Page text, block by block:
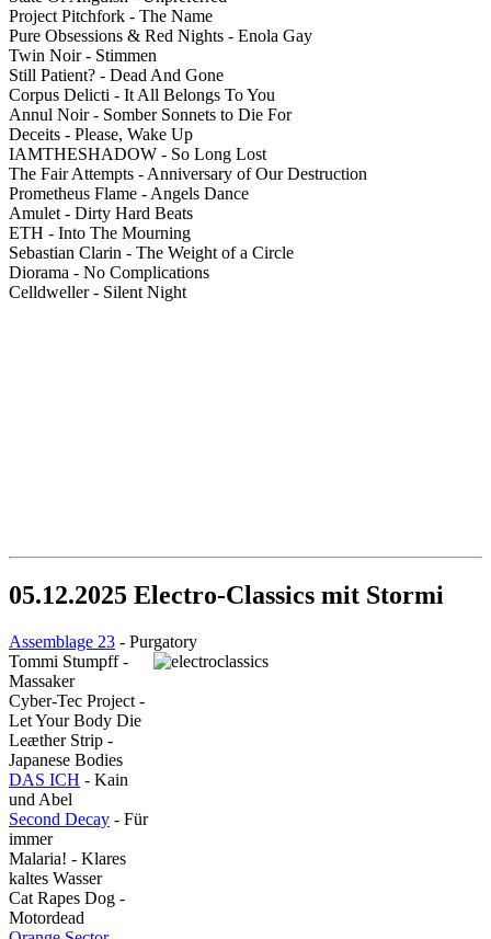
Project Pitchfork - The Name
Pure Obsessions & Red Nights - Enola Gay
Twin Noir - Stimmen
Still Patient? - Dead And Gone
Corpus Delicti - It All Belongs To You
Annul Noir - Somber Sonnets to Die For
Deceits - Please, Wake Up
IAMTHESHADOW - So Long Lost
The Fair Attempts - Anniversary of Our Destruction
Prometheus Flame - Angels Dance
Amulet - Dirty Hard Beats
ETH - Into The Mourning
Sebastian Clarin - The Weight of a Circle
Diorama - No Complications
Celldweller - Silent Night
05.12.2025 Electro-Classics mit Stormi
Assemblage 23 - Purgatory
Tommi Stumpff -
Massaker
Cyber-Tec Project -
Let Your Body Die
Leæther Strip -
Japanese Bodies
DAS ICH - Kain
und Abel
Second Decay - Für
immer
Malaria! - Klares
kaltes Wasser
Cat Rapes Dog -
Motordead